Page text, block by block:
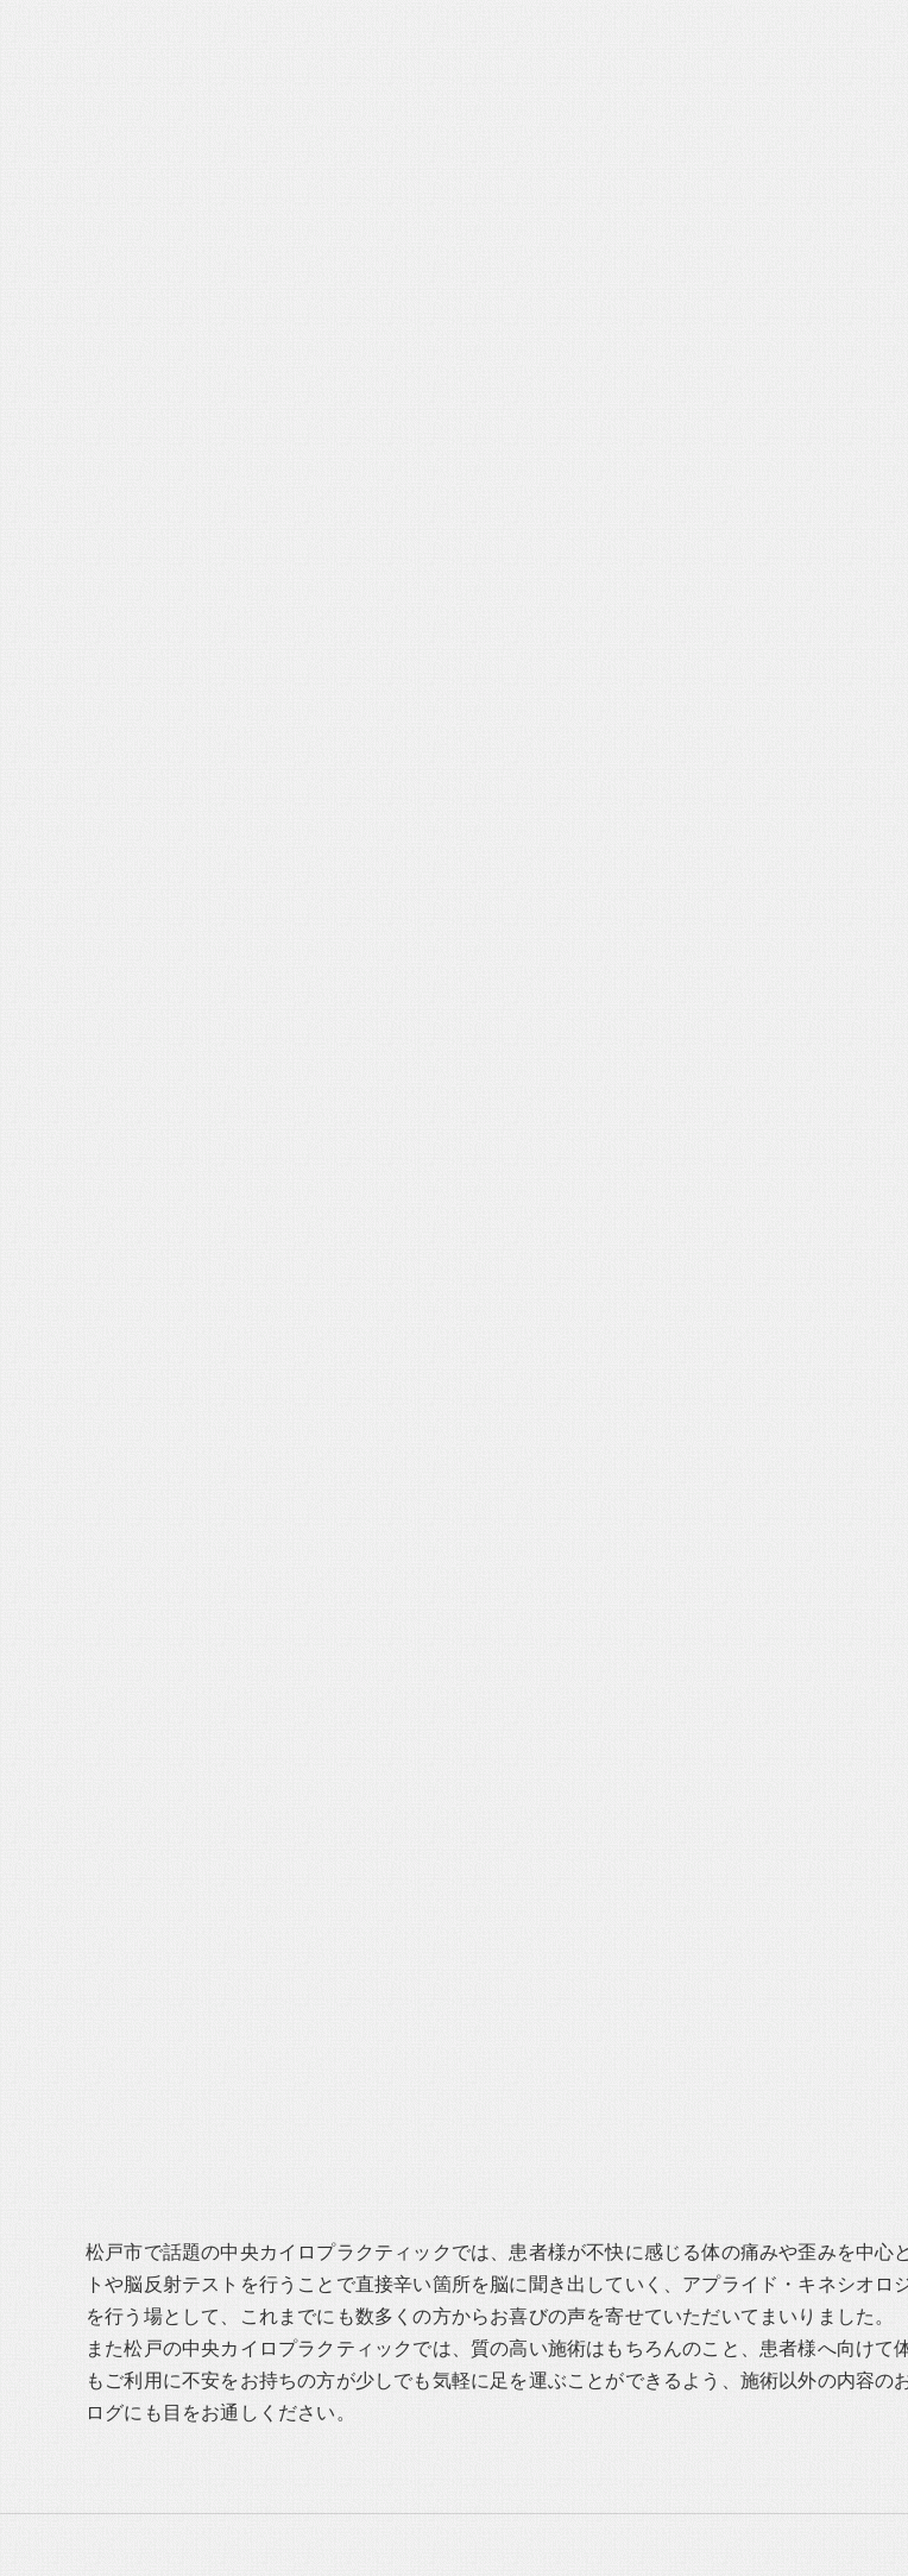
松戸市で話題の中央カイロプラクティックでは、患者様が不快に感じる体の痛みや歪みを中
トや脳反射テストを行うことで直接辛い箇所を脳に聞き出していく、アプライド・キネシオ
を行う場として、これまでにも数多くの方からお喜びの声を寄せていただいてまいりました。
また松戸の中央カイロプラクティックでは、質の高い施術はもちろんのこと、患者様へ向け
もご利用に不安をお持ちの方が少しでも気軽に足を運ぶことができるよう、施術以外の内容
ログにも目をお通しください。